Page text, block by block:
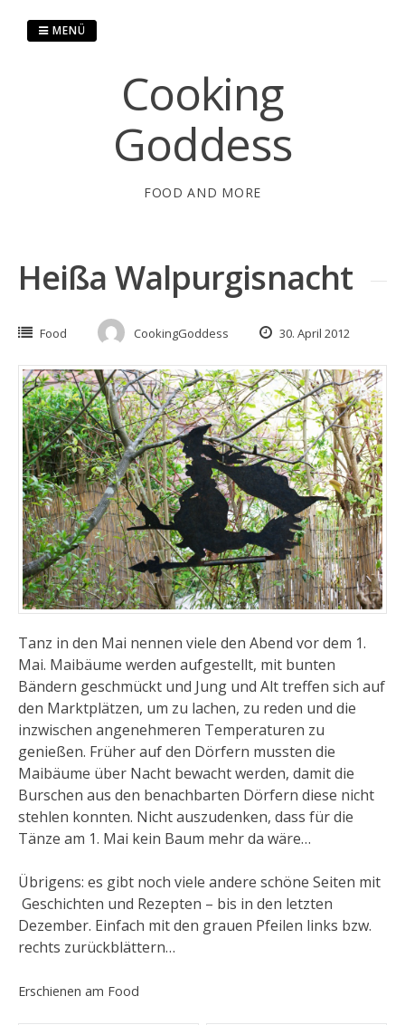
Cooking
Goddess
FOOD AND MORE
MENÜ
Heißa Walpurgisnacht
Food CookingGoddess 30. April 2012
Tanz in den Mai nennen viele den Abend vor dem 1.
Mai. Maibäume werden aufgestellt, mit bunten
Bändern geschmückt und Jung und Alt treffen sich auf
den Marktplätzen, um zu lachen, zu reden und die
inzwischen angenehmeren Temperaturen zu
genießen. Früher auf den Dörfern mussten die
Maibäume über Nacht bewacht werden, damit die
Burschen aus den benachbarten Dörfern diese nicht
stehlen konnten. Nicht auszudenken, dass für die
Tänze am 1. Mai kein Baum mehr da wäre…
Übrigens: es gibt noch viele andere schöne Seiten mit
Geschichten und Rezepten – bis in den letzten
Dezember. Einfach mit den grauen Pfeilen links bzw.
rechts zurückblättern…
Erschienen am Food